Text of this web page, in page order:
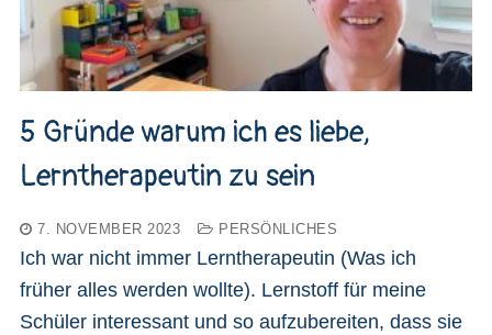
5 Gründe warum ich es liebe,
Lerntherapeutin zu sein
7. NOVEMBER 2023 PERSÖNLICHES
Ich war nicht immer Lerntherapeutin (Was ich
früher alles werden wollte). Lernstoff für meine
Schüler interessant und so aufzubereiten, dass sie